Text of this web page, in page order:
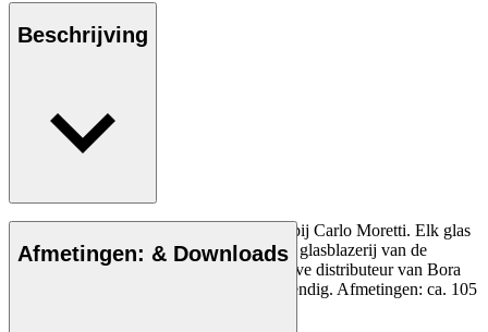
Beschrijving
Murano kristal Bora glas, mondgeblazen bij Carlo Moretti. Elk glas
wordt in een beperkt aantal gemaakt in de glasblazerij van de
familie. Carl Hansen & Søn is de exclusieve distributeur van Bora
glas in Denemarken. Niet vaatwasserbestendig. Afmetingen: ca. 105
Afmetingen: & Downloads